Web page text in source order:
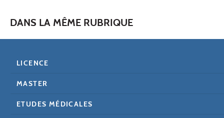
DANS LA MÊME RUBRIQUE
LICENCE
MASTER
ETUDES MÉDICALES